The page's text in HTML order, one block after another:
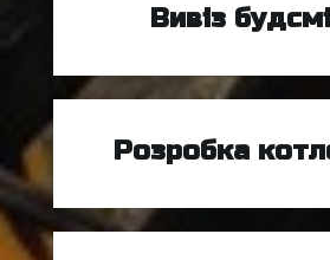
Вивіз
Розробка